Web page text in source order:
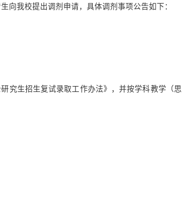
向我校提出调剂申请，具体调剂事项公告如下：
究生招生复试录取工作办法》
，并按学科教学（思